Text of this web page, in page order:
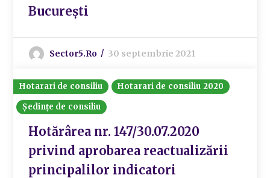
București
Sector5.ro 30 septembrie 2021
Hotarari de consiliu
Hotarari de consiliu 2020
Ședințe de consiliu
Hotărârea nr. 147/30.07.2020
privind aprobarea reactualizării
principalilor indicatori